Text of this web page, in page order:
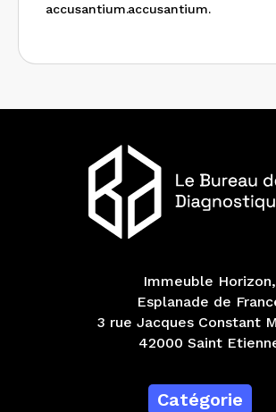
accusantium.accusantium.
Immeuble Horizon,
Esplanade de
3 rue Jacques Constant
42000 Saint
Catégorie